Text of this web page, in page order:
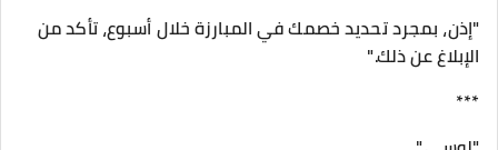
"إذن، بمجرد تحديد خصمك في المبارزة خلال أسبوع، تأكد من
الإبلاغ عن ذلك."
***